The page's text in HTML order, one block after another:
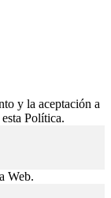
y la aceptación a
Política.
Web.